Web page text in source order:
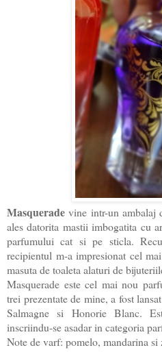
Masquerade vine intr-un ambalaj
ales datorita mastii imbogatita cu
parfumului cat si pe sticla.
recipientul m-a impresionat cel
masuta de toaleta alaturi de
Masquerade este cel mai nou
trei prezentate de mine, a fost
Salmagne si Honorie Blanc.
inscriindu-se asadar in categoria
Note de varf: pomelo, mandarina si